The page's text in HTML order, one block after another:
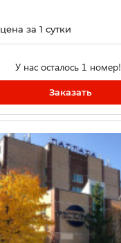
цена за 1 сутки
У нас осталось 1 номер!
Заказать